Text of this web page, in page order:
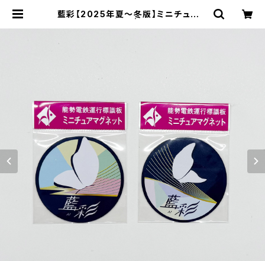
藍彩【2025年夏～冬版】ミニチュアマ